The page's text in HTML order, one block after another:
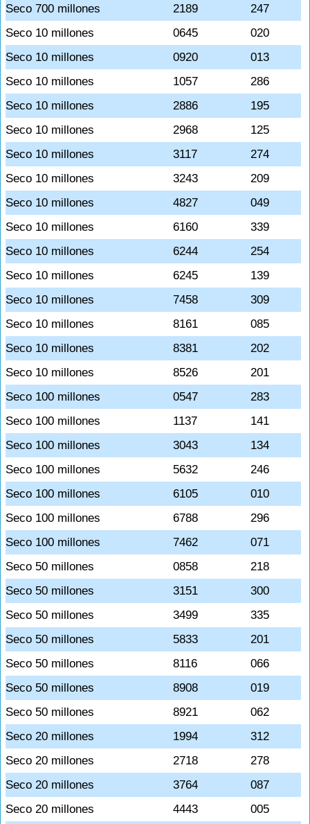
Seco 700 millones
2189
247
Seco 10 millones
0645
020
Seco 10 millones
0920
013
Seco 10 millones
1057
286
Seco 10 millones
2886
195
Seco 10 millones
2968
125
Seco 10 millones
3117
274
Seco 10 millones
3243
209
Seco 10 millones
4827
049
Seco 10 millones
6160
339
Seco 10 millones
6244
254
Seco 10 millones
6245
139
Seco 10 millones
7458
309
Seco 10 millones
8161
085
Seco 10 millones
8381
202
Seco 10 millones
8526
201
Seco 100 millones
0547
283
Seco 100 millones
1137
141
Seco 100 millones
3043
134
Seco 100 millones
5632
246
Seco 100 millones
6105
010
Seco 100 millones
6788
296
Seco 100 millones
7462
071
Seco 50 millones
0858
218
Seco 50 millones
3151
300
Seco 50 millones
3499
335
Seco 50 millones
5833
201
Seco 50 millones
8116
066
Seco 50 millones
8908
019
Seco 50 millones
8921
062
Seco 20 millones
1994
312
Seco 20 millones
2718
278
Seco 20 millones
3764
087
Seco 20 millones
4443 005